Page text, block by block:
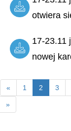
otwiera
17-23.11
nowej
« 1 2 3
»